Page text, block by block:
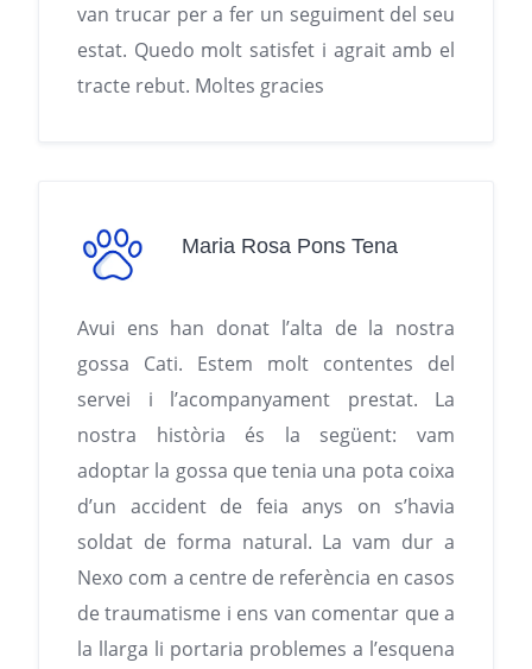
van trucar per a fer un seguiment del seu
estat. Quedo molt satisfet i agrait amb el
tracte rebut. Moltes gracies
Maria Rosa Pons Tena
Avui ens han donat l’alta de la nostra
gossa Cati. Estem molt contentes del
servei i l’acompanyament prestat. La
nostra història és la següent: vam
adoptar la gossa que tenia una pota coixa
d’un accident de feia anys on s’havia
soldat de forma natural. La vam dur a
Nexo com a centre de referència en casos
de traumatisme i ens van comentar que a
la llarga li portaria problemes a l’esquena